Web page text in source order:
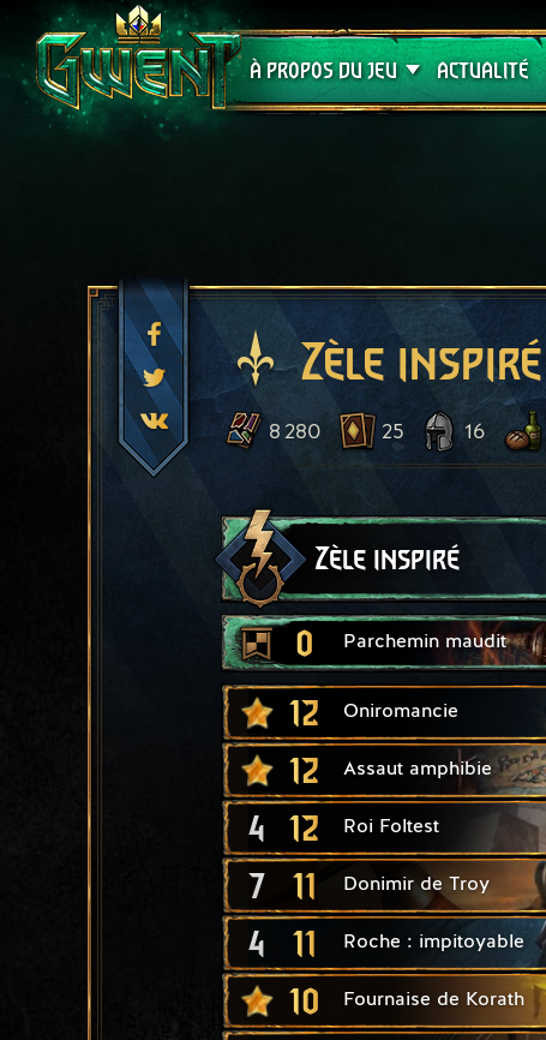
À PROPOS DU JEU
Assistance
ACTUALITÉ
Zèle inspiré
8 280 25 16
Zèle inspiré
0 Parchemin maudit
12 Oniromancie
12 Assaut amphibie
4 12 Roi Foltest
7 11 Donimir de Troy
4 11 Roche : impitoyable
10 Fournaise de Korath